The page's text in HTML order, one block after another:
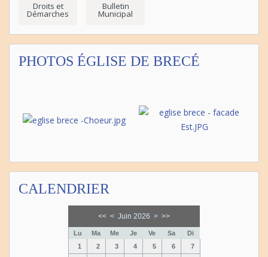
Droits et
Démarches
Bulletin
Municipal
PHOTOS ÉGLISE DE BRECÉ
CALENDRIER
<< < Juin 2026 > >>
Lu Ma Me Je Ve Sa
Di
1
2 3 4 5 6 7